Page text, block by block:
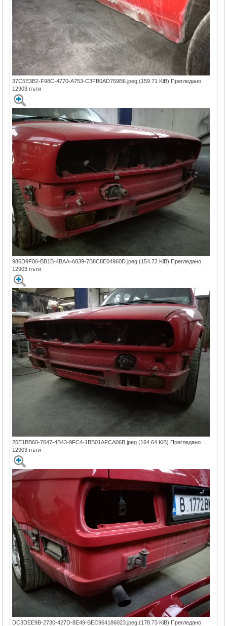
37C5E3B2-F98C-4770-A753-C3FB0AD769B6.jpeg (159.71 KiB) Прегледано
12903 пъти
986D9F06-BB1B-4BAA-A839-7B8C8E04960D.jpeg (154.72 KiB) Прегледано
12903 пъти
25E1BB60-7647-4B43-9FC4-1BB01AFCA06B.jpeg (164.64 KiB) Прегледано
12903 пъти
DC3DEE9B-2730-427D-8E49-BEC964186023.jpeg (178.73 KiB) Прегледано